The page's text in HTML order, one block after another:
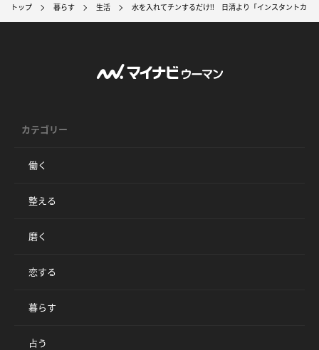
トップ 暮らす 生活 水を入れてチンするだけ!! 日清より「インスタントカレ
カテゴリー
働く
整える
磨く
恋する
暮らす
占う